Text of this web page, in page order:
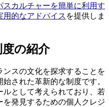
スカルチャーを簡単に利用す
用的なアドバイス を提供しま
の紹介
スの文化を探求することを
された革新的な制度です。
として考えられており、若
発見するための個人クレジ